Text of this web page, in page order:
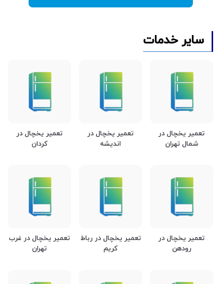
سایر خدمات
تعمیر یخچال در
شمال تهران
تعمیر یخچال در
اندیشه
تعمیر یخچال در
کردان
تعمیر یخچال در
رودهن
تعمیر یخچال در رباط
کریم
تعمیر یخچال در غرب
تهران